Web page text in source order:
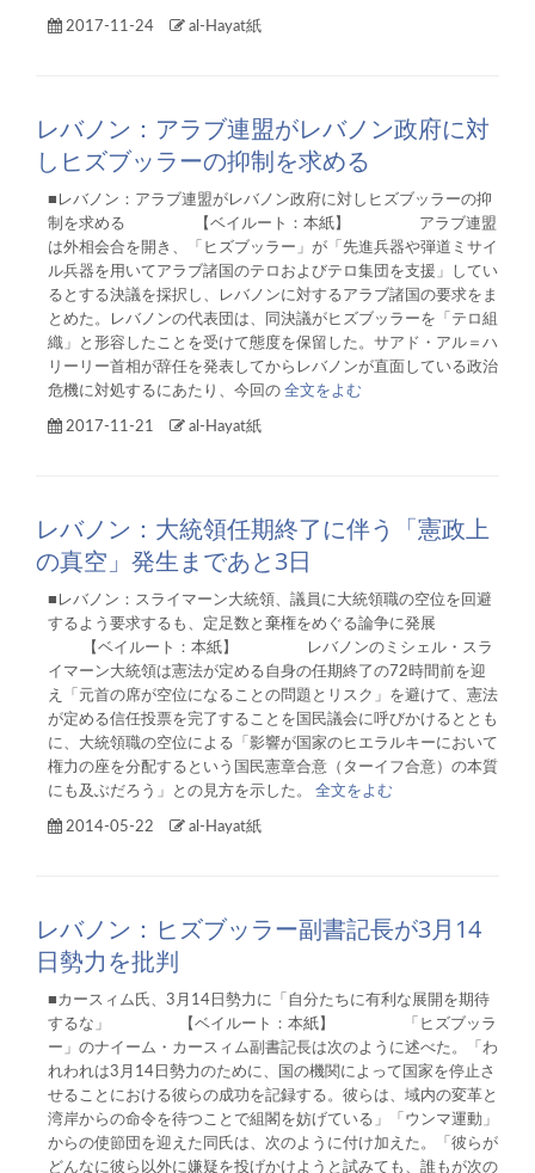
2017-11-24 al-Hayat紙
レバノン：アラブ連盟がレバノン政府に対
しヒズブッラーの抑制を求める
■レバノン：アラブ連盟がレバノン政府に対しヒズブッラーの抑
制を求める 【ベイルート：本紙】 アラブ連盟
は外相会合を開き、「ヒズブッラー」が「先進兵器や弾道ミサイ
ル兵器を用いてアラブ諸国のテロおよびテロ集団を支援」してい
るとする決議を採択し、レバノンに対するアラブ諸国の要求をま
とめた。レバノンの代表団は、同決議がヒズブッラーを「テロ組
織」と形容したことを受けて態度を保留した。サアド・アル＝ハ
リーリー首相が辞任を発表してからレバノンが直面している政治
危機に対処するにあたり、今回の 全文をよむ
2017-11-21 al-Hayat紙
レバノン：大統領任期終了に伴う「憲政上
の真空」発生まであと3日
■レバノン：スライマーン大統領、議員に大統領職の空位を回避
するよう要求するも、定足数と棄権をめぐる論争に発展
【ベイルート：本紙】 レバノンのミシェル・スラ
イマーン大統領は憲法が定める自身の任期終了の72時間前を迎
え「元首の席が空位になることの問題とリスク」を避けて、憲法
が定める信任投票を完了することを国民議会に呼びかけるととも
に、大統領職の空位による「影響が国家のヒエラルキーにおいて
権力の座を分配するという国民憲章合意（ターイフ合意）の本質
にも及ぶだろう」との見方を示した。 全文をよむ
2014-05-22 al-Hayat紙
レバノン：ヒズブッラー副書記長が3月14
日勢力を批判
■カースィム氏、3月14日勢力に「自分たちに有利な展開を期待
するな」 【ベイルート：本紙】 「ヒズブッラ
ー」のナイーム・カースィム副書記長は次のように述べた。「わ
れわれは3月14日勢力のために、国の機関によって国家を停止さ
せることにおける彼らの成功を記録する。彼らは、域内の変革と
湾岸からの命令を待つことで組閣を妨げている」「ウンマ運動」
からの使節団を迎えた同氏は、次のように付け加えた。「彼らが
どんなに彼ら以外に嫌疑を投げかけようと試みても、誰もが次の